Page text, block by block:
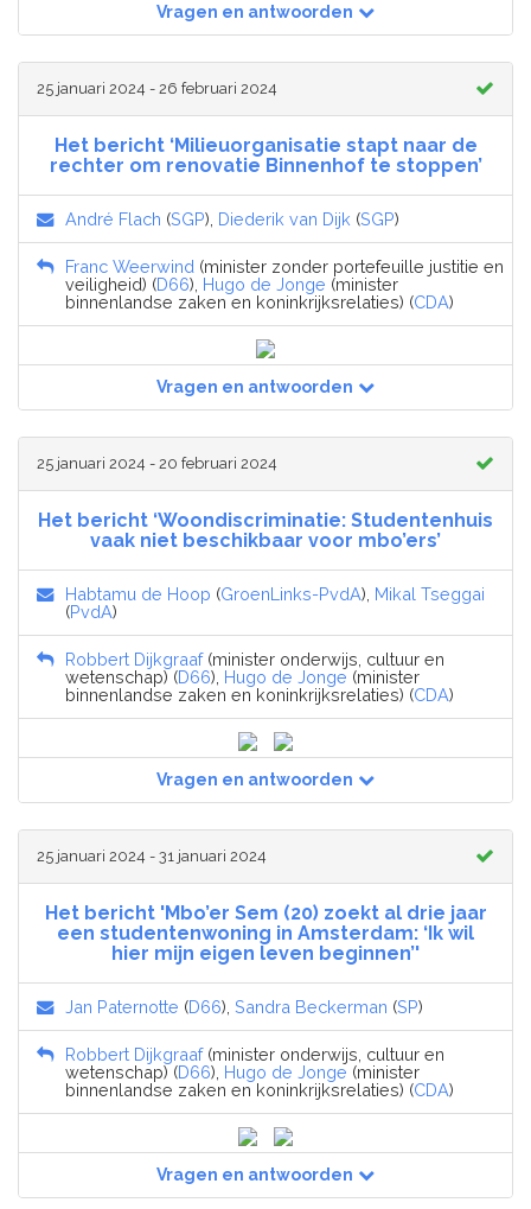
Vragen en antwoorden
25 januari 2024 - 26 februari 2024
Het bericht ‘Milieuorganisatie stapt naar de
rechter om renovatie Binnenhof te stoppen’
André Flach (SGP), Diederik van Dijk (SGP)
Franc Weerwind (minister zonder portefeuille justitie en
veiligheid) (D66), Hugo de Jonge (minister
binnenlandse zaken en koninkrijksrelaties) (CDA)
Vragen en antwoorden
25 januari 2024 - 20 februari 2024
Het bericht ‘Woondiscriminatie: Studentenhuis
vaak niet beschikbaar voor mbo’ers’
Habtamu de Hoop (GroenLinks-PvdA), Mikal Tseggai
(PvdA)
Robbert Dijkgraaf(minister onderwijs, cultuur en
wetenschap) (D66), Hugo de Jonge (minister
binnenlandse zaken en koninkrijksrelaties) (CDA)
Vragen en antwoorden
25 januari 2024 - 31 januari 2024
Het bericht 'Mbo’er Sem (20) zoekt al drie jaar
een studentenwoning in Amsterdam: ‘Ik wil
hier mijn eigen leven beginnen’'
Jan Paternotte (D66), Sandra Beckerman (SP)
Robbert Dijkgraaf(minister onderwijs, cultuur en
wetenschap) (D66), Hugo de Jonge (minister
binnenlandse zaken en koninkrijksrelaties) (CDA)
Vragen en antwoorden